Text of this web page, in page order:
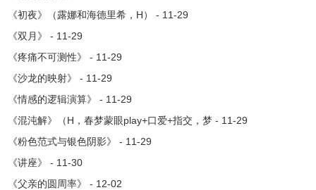
《初夜》（露娜和海德里希，H） - 11-29
《双月》 - 11-29
《疼痛不可测性》 - 11-29
《沙龙的映射》 - 11-29
《情感的逻辑演算》 - 11-29
《混沌解》（H，春梦蒙眼play+口爱+指交，梦 - 11-29
《粉色范式与银色阴影》 - 11-29
《讲座》 - 11-30
《父亲的圆周率》 - 12-02